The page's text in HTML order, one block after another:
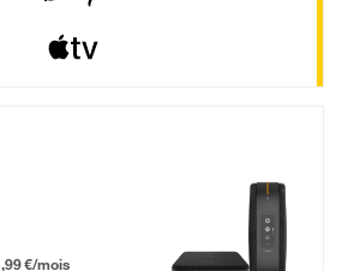
12 mois puis 51,99 € par mois, Engagement 12 mois
€/mois